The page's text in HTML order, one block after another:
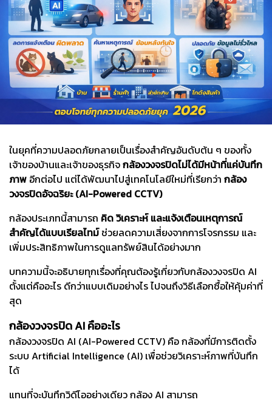
ในยุคที่ความปลอดภัยกลายเป็นเรื่องสำคัญอันดับต้น ๆ ของทั้ง
เจ้าของบ้านและเจ้าของธุรกิจกล้องวงจรปิดไม่ได้มีหน้าที่แค่บันทึก
ภาพ อีกต่อไป แต่ได้พัฒนาไปสู่เทคโนโลยีใหม่ที่เรียกว่า กล้อง
วงจรปิดอัจฉริยะ (AI-Powered CCTV)
กล้องประเภทนี้สามารถ คิด วิเคราะห์ และแจ้งเตือนเหตุการณ์
สำคัญได้แบบเรียลไทม์ช่วยลดความเสี่ยงจากการโจรกรรม และ
เพิ่มประสิทธิภาพในการดูแลทรัพย์สินได้อย่างมาก
บทความนี้จะอธิบายทุกเรื่องที่คุณต้องรู้เกี่ยวกับกล้องวงจรปิด AI
ตั้งแต่คืออะไร ดีกว่าแบบเดิมอย่างไร ไปจนถึงวิธีเลือกซื้อให้คุ้มค่าที่
สุด
กล้องวงจรปิด AI คืออะไร
กล้องวงจรปิด AI (AI-Powered CCTV) คือ กล้องที่มีการติดตั้ง
ระบบ Artificial Intelligence (AI) เพื่อช่วยวิเคราะห์ภาพที่บันทึก
ได้
แทนที่จะบันทึกวิดีโออย่างเดียว กล้อง AI สามารถ